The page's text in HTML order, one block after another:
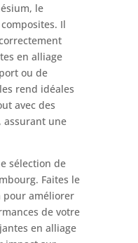
le
Il
en alliage
ou de
rend idéales
avec des
assurant une
sélection de
Faites le
pour améliorer
de votre
en alliage